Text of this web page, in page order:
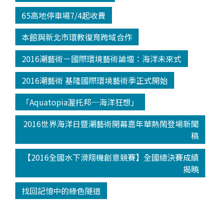
65高地停車場7/4起收費
本館與新北市環教復育跨域合作
2016潮藝術－國際環境藝術論壇：海洋未來式
2016潮藝術 基隆國際環境藝術季正式開始
「Aquatopia渥托邦─海洋狂想」
2016世界海洋日暨潮藝術開幕嘉年華熱鬧登場新聞
稿
【2016全國水下滑翔機創意競賽】全國總決賽成績
揭曉
找回記憶中的綠色隧道